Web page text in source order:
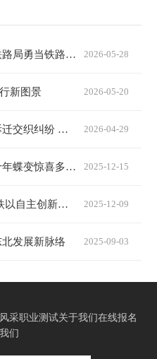
华为铁路云网助力，哈尔滨铁路局勇当铁路发展先行者 2026-05-28
新图景 2026-05-20
兰州铁路运输法院巧解遗产拆迁交织纠纷 十年亲属隔阂冰释前嫌 2026-04-29
采访团探秘海南环岛高铁：十年蝶变惊喜多｜发现最美铁路 2025-12-15
跨越｜擦亮国家名片 中国高铁以自主创新勇闯技术“无人区” 2025-12-09
发展新脉络 2025-09-03
采职业测试关于我们在线报名
们